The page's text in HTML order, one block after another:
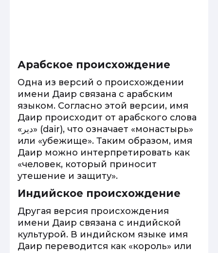
Арабское происхождение
Одна из версий о происхождении
имени Даир связана с арабским
языком. Согласно этой версии, имя
Даир происходит от арабского слова
«دير» (dair), что означает «монастырь»
или «убежище». Таким образом, имя
Даир можно интерпретировать как
«человек, который приносит
утешение и защиту».
Индийское происхождение
Другая версия происхождения
имени Даир связана с индийской
культурой. В индийском языке имя
Даир переводится как «король» или